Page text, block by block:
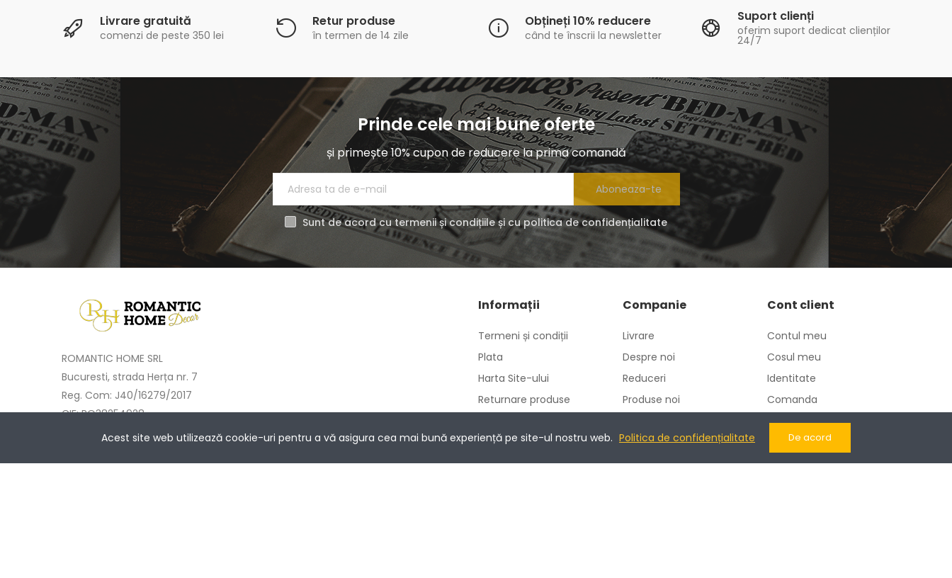
Livrare gratuită
comenzi de peste 350 lei
Retur produse
în termen de 14 zile
Obțineți 10% reducere
când te înscrii la newsletter
Suport clienți
oferim suport dedicat clienților
24/7
Prinde cele mai bune oferte
și primește 10% cupon de reducere la prima comandă
Aboneaza-te
Sunt de acord cu termenii și condițiile și cu politica de confidențialitate
ROMANTIC HOME SRL
Bucuresti, strada Herța nr. 7
Reg. Com: J40/16279/2017
CIF: RO38254928
Cont: RO68BTRLRONCRT0414212101
Informații
Termeni și condiții
Plata
Harta Site-ului
Returnare produse
cookie-uri
caracter personal
Companie
Livrare
Despre noi
Reduceri
Produse noi
Cont client
Contul meu
Cosul meu
Identitate
Comanda
Adrese
Acest site web utilizează cookie-uri pentru a vă asigura cea mai bună experiență pe site-ul nostru web. Politica de confidențialitate De acord